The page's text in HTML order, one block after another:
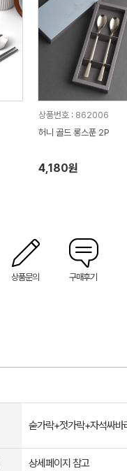
상품번호 : 862006
허니 골드 롱스푼 2P
4,180원
상품문의 구매후기
숟가락+젓가락+자석싸
상세페이지 참고